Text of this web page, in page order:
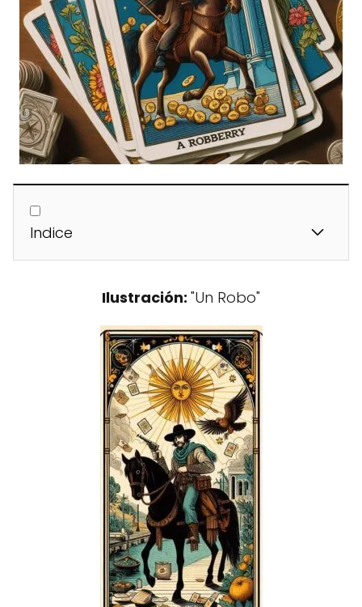
Indice
Ilustración: "Un Robo"